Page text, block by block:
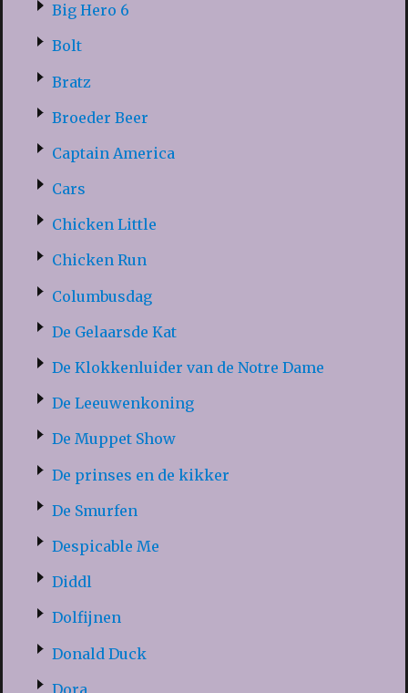
Big Hero 6
Bolt
Bratz
Broeder Beer
Captain America
Cars
Chicken Little
Chicken Run
Columbusdag
De Gelaarsde Kat
De Klokkenluider van de Notre Dame
De Leeuwenkoning
De Muppet Show
De prinses en de kikker
De Smurfen
Despicable Me
Diddl
Dolfijnen
Donald Duck
Dora